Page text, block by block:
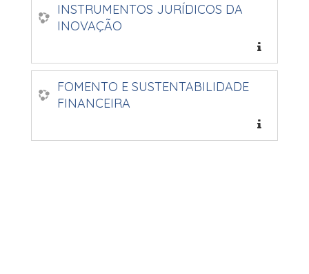
INSTRUMENTOS JURÍDICOS DA
INOVAÇÃO
FOMENTO E SUSTENTABILIDADE
FINANCEIRA